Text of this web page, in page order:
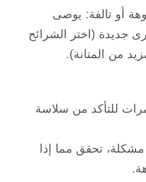
أو تالفة: يوصى
جديدة (اختر الشرائح
من المتانة).
للتأكد من سلاسة
مشكلة، تحقق مما إذا